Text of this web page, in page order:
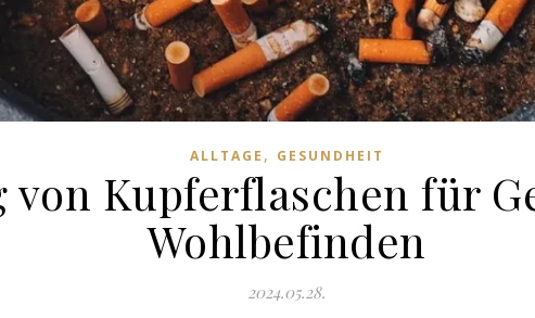
ALLTAGE , GESUNDHEIT
von Kupferflaschen für
Wohlbefinden
2024.05.28.